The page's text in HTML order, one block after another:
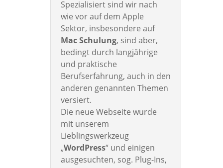
Spezialisiert sind wir nach
wie vor auf dem Apple
Sektor, insbesondere auf
Mac Schulung, sind aber,
bedingt durch langjährige
und praktische
Berufserfahrung, auch in den
anderen genannten Themen
versiert.
Die neue Webseite wurde
mit unserem
Lieblingswerkzeug
„WordPress“ und einigen
ausgesuchten, sog. Plug-Ins,